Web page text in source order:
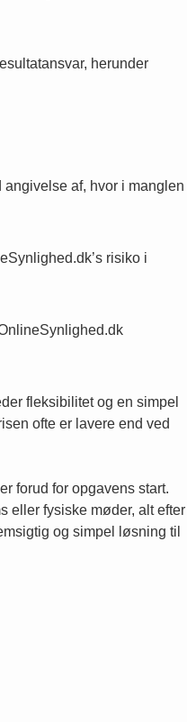
herunder
af, hvor i manglen
risiko i
fleksibilitet og en simpel
ofte er lavere end ved
forud for opgavens start.
eller fysiske møder, alt efter
og simpel løsning til